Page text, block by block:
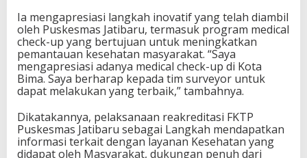
Ia mengapresiasi langkah inovatif yang telah diambil
oleh Puskesmas Jatibaru, termasuk program medical
check-up yang bertujuan untuk meningkatkan
pemantauan kesehatan masyarakat. “Saya
mengapresiasi adanya medical check-up di Kota
Bima. Saya berharap kepada tim surveyor untuk
dapat melakukan yang terbaik,” tambahnya.
Dikatakannya, pelaksanaan reakreditasi FKTP
Puskesmas Jatibaru sebagai Langkah mendapatkan
informasi terkait dengan layanan Kesehatan yang
didapat oleh Masyarakat, dukungan penuh dari